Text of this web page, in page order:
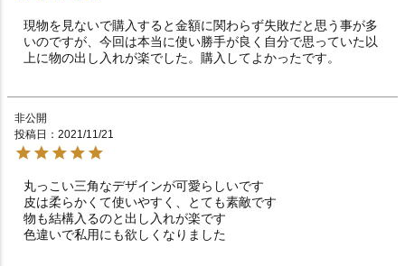
現物を見ないで購入すると金額に関わらず失敗だと思う事が多
いのですが、今回は本当に使い勝手が良く自分で思っていた以
上に物の出し入れが楽でした。購入してよかったです。
非公開
投稿日
2021/11/21
丸っこい三角なデザインが可愛らしいです
皮は柔らかくて使いやすく、とても素敵です
物も結構入るのと出し入れが楽です